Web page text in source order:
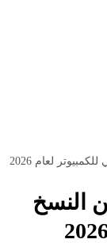
ايفون 15 من النسخ